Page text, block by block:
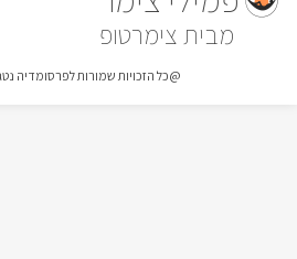
צימרטופ
@כל הזכויות שמורות לפרסומדיה